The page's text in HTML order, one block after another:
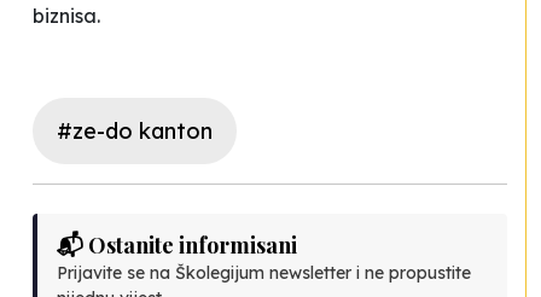
biznisa.
#ze-do kanton
📬 Ostanite informisani
Prijavite se na Školegijum newsletter i ne propustite